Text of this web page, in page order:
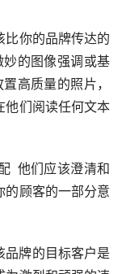
你的品牌传达的
的图像强调或基
高质量的照片，
他们阅读任何文本
他们应该澄清和
顾客的一部分意
牌的目标客户是